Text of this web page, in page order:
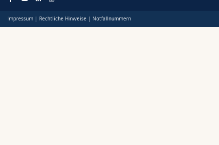
Impressum Rechtliche Hinweise Notfallnummern